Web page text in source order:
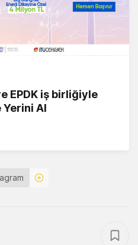
EPDK iş birliğiyle
Yerini Al